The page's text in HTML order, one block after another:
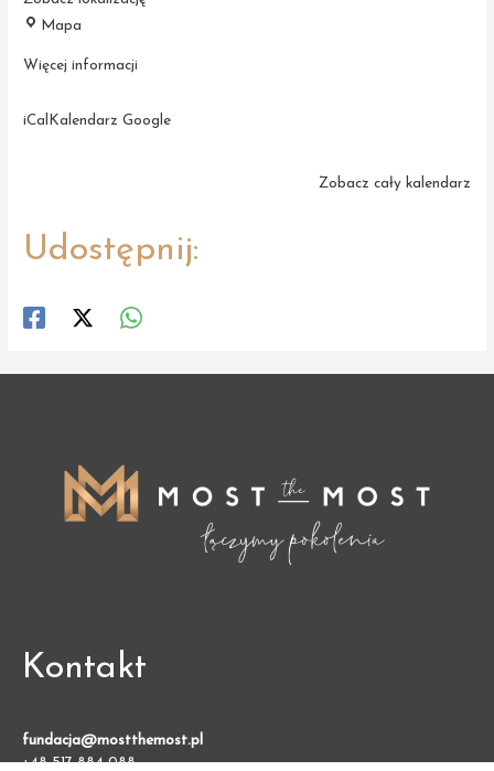
Mapa
Strzelecka
Więcej informacji
iCal Kalendarz Google
Zobacz cały kalendarz
Udostępnij:
Kontakt
fundacja@mostthemost.pl
+48 517 884 088